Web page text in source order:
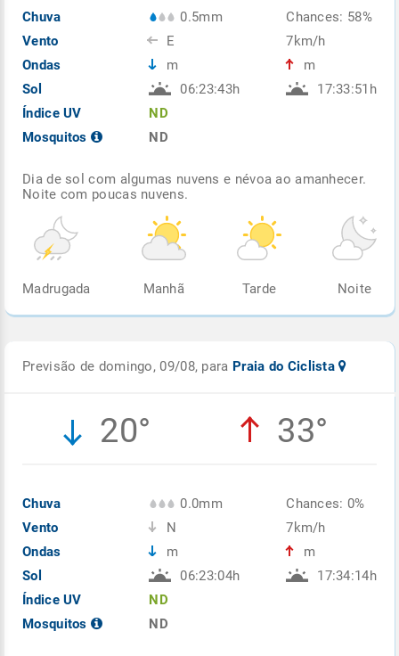
Chuva
Vento
Ondas
Sol
Índice UV
Mosquitos
0.5mm
E
m
06:23:43h
ND
ND
Chances: 58%
7km/h
m
17:33:51h
Dia de sol com algumas nuvens e névoa ao amanhecer.
Noite com poucas nuvens.
Madrugada Manhã Tarde Noite
Previsão de domingo, 09/08, para Praia do Ciclista
20° 33°
Chuva
Vento
Ondas
Sol
Índice UV
Mosquitos
0.0mm
N
m
06:23:04h
ND
ND
Chances: 0%
7km/h
m
17:34:14h